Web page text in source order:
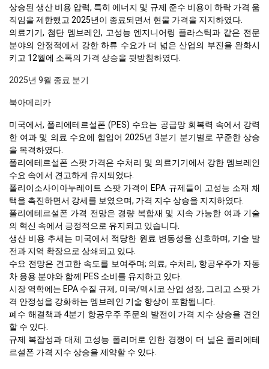
상승된 생산 비용 압력, 특히 에너지 및 규제 준수 비용이 하락 가격 움
직임을 제한했고 2025년이 종료되면서 현물 가격을 지지하였다.
의료기기, 첨단 멤브레인, 고성능 엔지니어링 플라스틱과 같은 전문
분야의 안정적에서 강한 하류 수요가 더 넓은 산업의 부진을 완화시
키고 12월에 소폭의 가격 상승을 뒷받침하였다.
2025년 9월 종료 분기
북아메리카
미국에서, 폴리에테르설폰 (PES) 수요는 공급망 회복력 속에서 강력
한 여과 및 의료 수요에 힘입어 2025년 3분기 분기별로 꾸준한 상승
을 목격하였다.
폴리에테르설폰 스팟 가격은 수처리 및 의료기기에서 강한 멤브레인
수요 속에서 견고하게 유지되었다.
폴리이소사이아누레이트 스팟 가격이 EPA 규제들이 고성능 소재 채
택을 촉진하면서 강세를 보였으며, 가격 지수 상승을 지지하였다.
폴리에테르설폰 가격 전망은 경량 복합재 및 지속 가능한 여과 기술
의 혁신 속에서 긍정적으로 유지되고 있습니다.
생산 비용 추세는 미국에서 적당한 원료 변동성을 신호하며, 기술 발
전과 지역 확장으로 상쇄되고 있다.
수요 전망은 견고한 속도를 보여주며; 의료, 수처리, 항공우주가 자동
차 응용 분야와 함께 PES 소비를 유지하고 있다.
시장 역학에는 EPA 수질 규제, 미국/멕시코 산업 성장, 그리고 스팟 가
격 안정성을 강화하는 멤브레인 기술 향상이 포함됩니다.
폐수 해결책과 4분기 항공우주 주문의 발전이 가격 지수 상승을 견인
할 수 있다.
규제 복잡성과 대체 고성능 폴리머로 인한 경쟁이 더 넓은 폴리에테
르설폰 가격 지수 상승을 제약할 수 있다.